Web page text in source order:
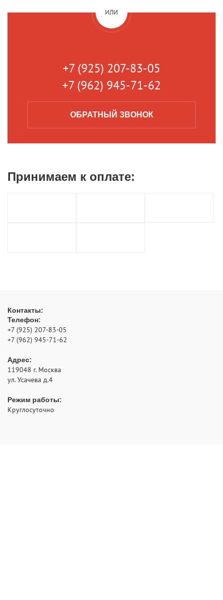
ИЛИ
+7 (925) 207-83-05
+7 (962) 945-71-62
ОБРАТНЫЙ ЗВОНОК
Принимаем к оплате:
Контакты:
Телефон:
+7 (925) 207-83-05
+7 (962) 945-71-62
Адрес:
119048 г. Москва
ул. Усачева д.4
Режим работы:
Круглосуточно